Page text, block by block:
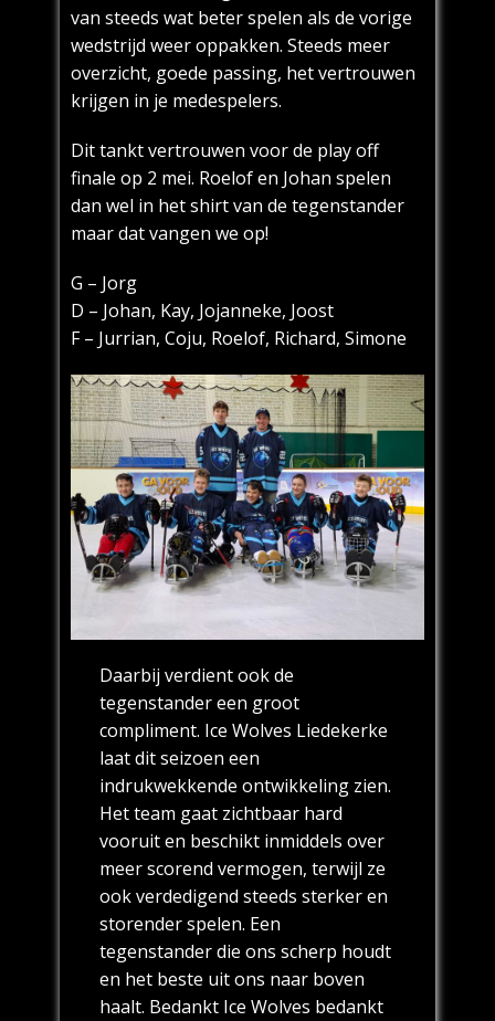
van steeds wat beter spelen als de vorige
wedstrijd weer oppakken. Steeds meer
overzicht, goede passing, het vertrouwen
krijgen in je medespelers.
Dit tankt vertrouwen voor de play off
finale op 2 mei. Roelof en Johan spelen
dan wel in het shirt van de tegenstander
maar dat vangen we op!
G – Jorg
D – Johan, Kay, Jojanneke, Joost
F – Jurrian, Coju, Roelof, Richard, Simone
Daarbij verdient ook de
tegenstander een groot
compliment. Ice Wolves Liedekerke
laat dit seizoen een
indrukwekkende ontwikkeling zien.
Het team gaat zichtbaar hard
vooruit en beschikt inmiddels over
meer scorend vermogen, terwijl ze
ook verdedigend steeds sterker en
storender spelen. Een
tegenstander die ons scherp houdt
en het beste uit ons naar boven
haalt. Bedankt Ice Wolves bedankt